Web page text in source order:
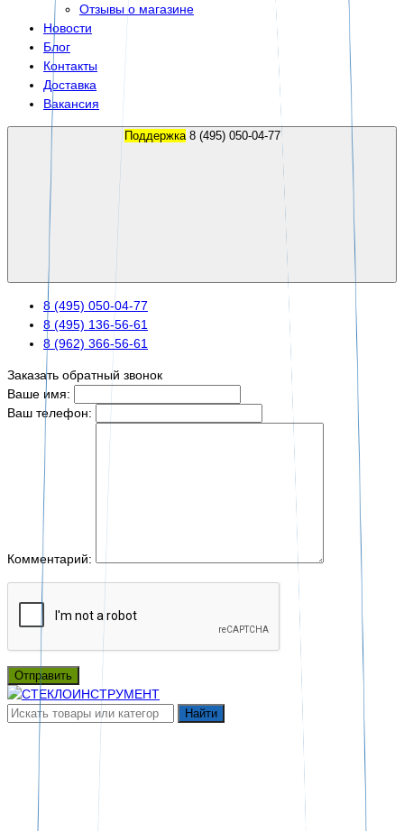
Отзывы о магазине
Новости
Блог
Контакты
Доставка
Вакансия
Поддержка 8 (495) 050-04-77
8 (495) 050-04-77
8 (495) 136-56-61
8 (962) 366-56-61
Заказать обратный звонок
Ваше имя:
Ваш телефон:
Комментарий:
Отправить
Найти